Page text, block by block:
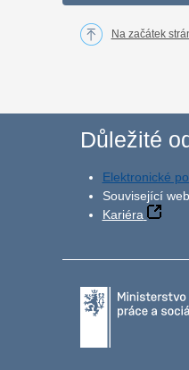
Na začátek
Důležité
Elektronické
Související
Kariéra